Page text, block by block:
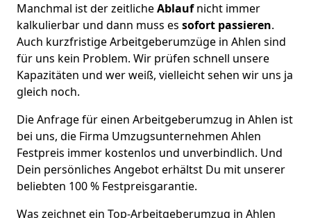
Manchmal ist der zeitlicheAblaufnicht immer
kalkulierbar und dann muss es sofort passieren.
Auch kurzfristige Arbeitgeberumzüge in Ahlen sind
für uns kein Problem. Wir prüfen schnell unsere
Kapazitäten und wer weiß, vielleicht sehen wir uns ja
gleich noch.
Die Anfrage für einen Arbeitgeberumzug in Ahlen ist
bei uns, die Firma Umzugsunternehmen Ahlen
Festpreis immer kostenlos und unverbindlich. Und
Dein persönliches Angebot erhältst Du mit unserer
beliebten 100 % Festpreisgarantie.
Was zeichnet ein Top-Arbeitgeberumzug in Ahlen